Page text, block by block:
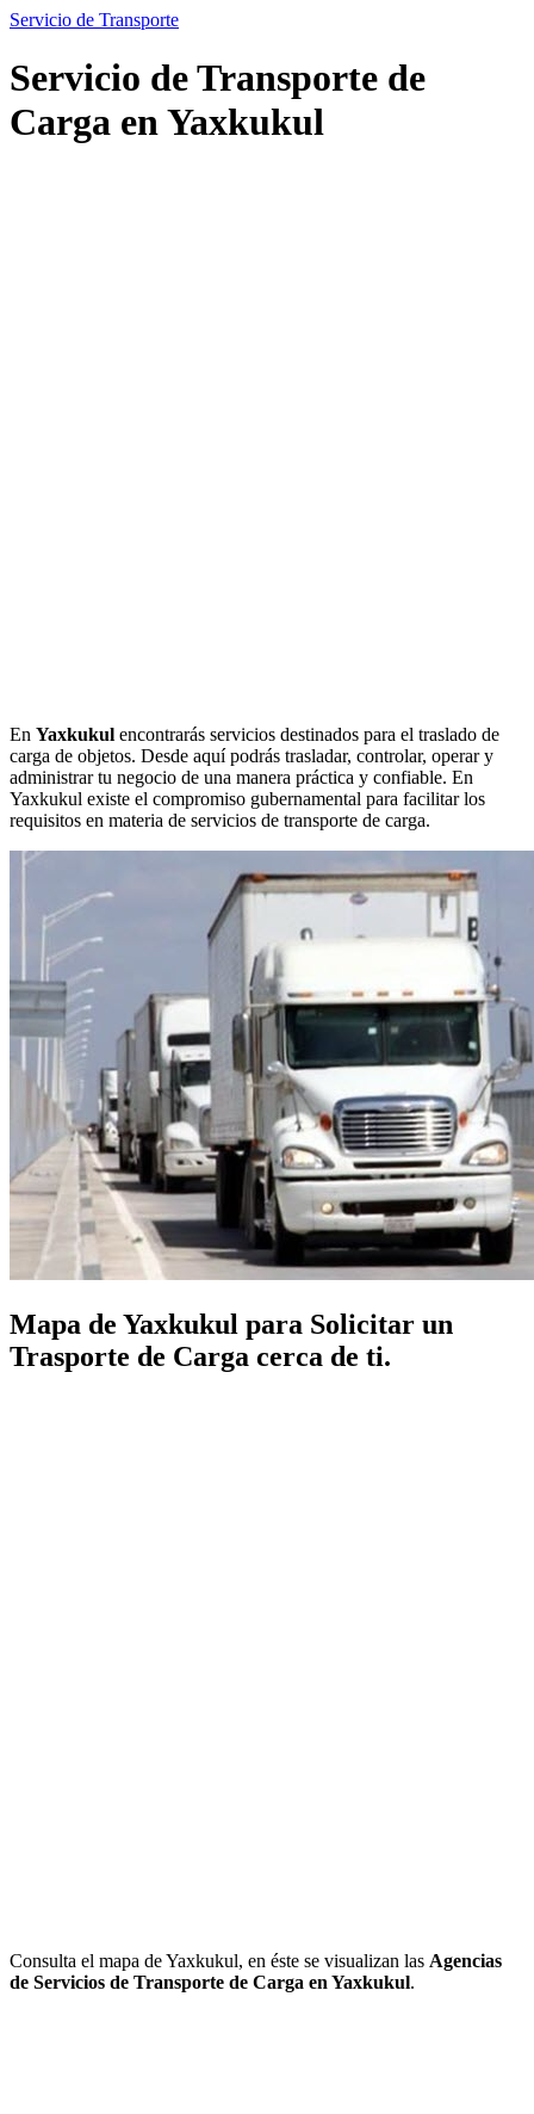
Servicio de Transporte
Servicio de Transporte de
Carga en Yaxkukul
En Yaxkukul encontrarás servicios destinados para el traslado de
carga de objetos. Desde aquí podrás trasladar, controlar, operar y
administrar tu negocio de una manera práctica y confiable. En
Yaxkukul existe el compromiso gubernamental para facilitar los
requisitos en materia de servicios de transporte de carga.
Mapa de Yaxkukul para Solicitar un
Trasporte de Carga cerca de ti.
Consulta el mapa de Yaxkukul, en éste se visualizan las Agencias
de Servicios de Transporte de Carga en Yaxkukul.